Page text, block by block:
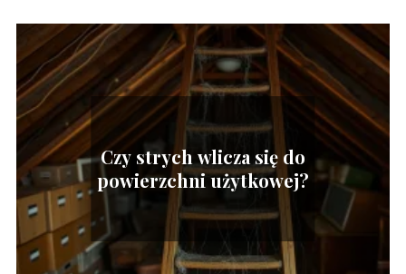
Czy strych wlicza się do
powierzchni użytkowej?